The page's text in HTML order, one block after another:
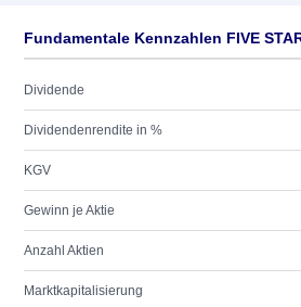
Dividende
Dividendenrendite in %
KGV
Gewinn je Aktie
Anzahl Aktien
Marktkapitalisierung